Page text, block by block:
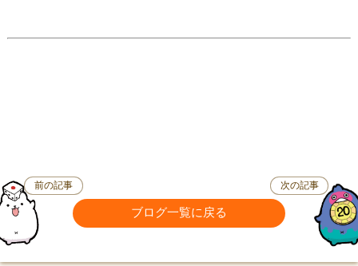
前の記事
ブログ一覧に戻る
次の記事